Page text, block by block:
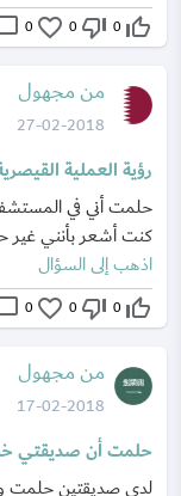
thumb_up_off_alt
0
thumb_down_off_alt
0
favorite_border
0
من مجهول
27-02-2018
رؤية العملية
حلمت أني في
كنت أشعر بأنني غير حامل أنا
اذهب إلى السؤال
thumb_up_off_alt
0
thumb_down_off_alt
0
favorite_border
0
من مجهول
17-02-2018
حلمت أن صديقتي
لدي صديقتين حلمت